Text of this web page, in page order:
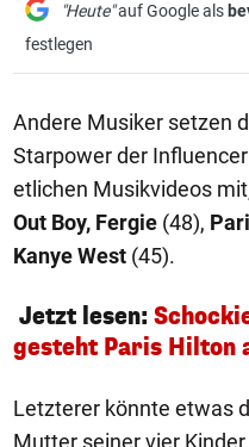
"Heute"auf Google als
festlegen
Andere Musiker setzen
Starpower der
etlichen Musikvideos
Out Boy, Fergie (48),
Kanye West (45).
Jetzt lesen:
gesteht Paris Hilton
Letzterer könnte etwas
Mutter seiner vier